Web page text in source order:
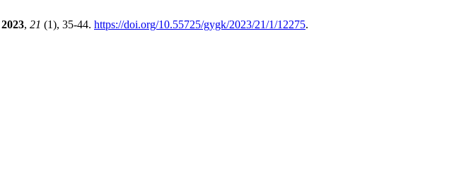
2023, 21 (1), 35-44. https://doi.org/10.55725/gygk/2023/21/1/12275.